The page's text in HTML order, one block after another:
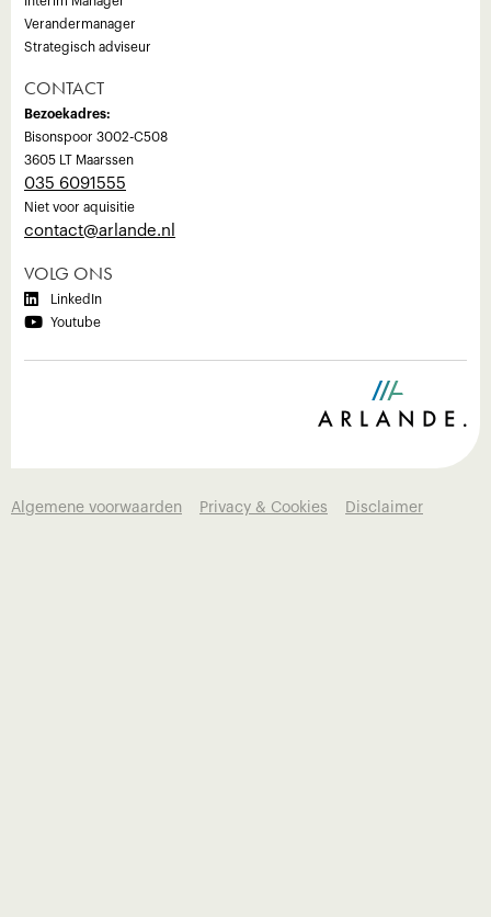
Verandermanager
Strategisch adviseur
CONTACT
Bezoekadres:
Bisonspoor 3002-C508
3605 LT Maarssen
035 6091555
Niet voor aquisitie
‍contact@arlande.nl
VOLG ONS
 LinkedIn
 Youtube
Algemene voorwaarden Privacy & Cookies Disclaimer